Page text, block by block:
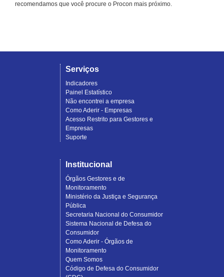
recomendamos que você procure o Procon mais próximo.
Serviços
Indicadores
Painel Estatístico
Não encontrei a empresa
Como Aderir - Empresas
Acesso Restrito para Gestores e
Empresas
Suporte
Institucional
Órgãos Gestores e de
Monitoramento
Ministério da Justiça e Segurança
Pública
Secretaria Nacional do Consumidor
Sistema Nacional de Defesa do
Consumidor
Como Aderir - Órgãos de
Monitoramento
Quem Somos
Código de Defesa do Consumidor